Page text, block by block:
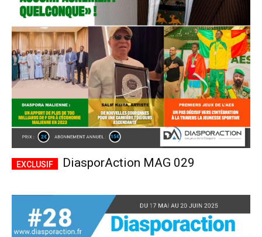
DiasporAction MAG 029